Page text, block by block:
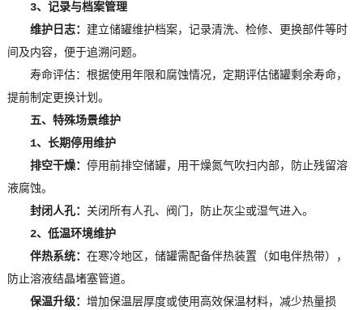
3、记录与档案管理
维护日志： 建立储罐维护档案，记录清洗、检修、更换部件等时
间及内容，便于追溯问题。
寿命评估：根据使用年限和腐蚀情况，定期评估储罐剩余寿命，
提前制定更换计划。
五、特殊场景维护
1、长期停用维护
排空干燥： 停用前排空储罐，用干燥氮气吹扫内部，防止残留溶
液腐蚀。
封闭人孔： 关闭所有人孔、阀门，防止灰尘或湿气进入。
2、低温环境维护
伴热系统： 在寒冷地区，储罐需配备伴热装置（如电伴热带），
防止溶液结晶堵塞管道。
保温升级： 增加保温层厚度或使用高效保温材料，减少热量损